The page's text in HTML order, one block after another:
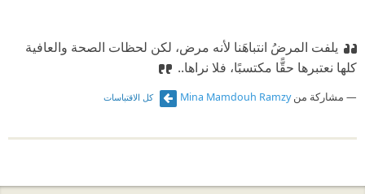
يلفت المرضُ انتباهَنا لأنه مرض، لكن ‏لحظات الصحة والعافية
كلها نعتبرها حقًّا مكتسبًا، فلا نراها..
مشاركة منMina Mamdouh Ramzy كل الاقتباسات